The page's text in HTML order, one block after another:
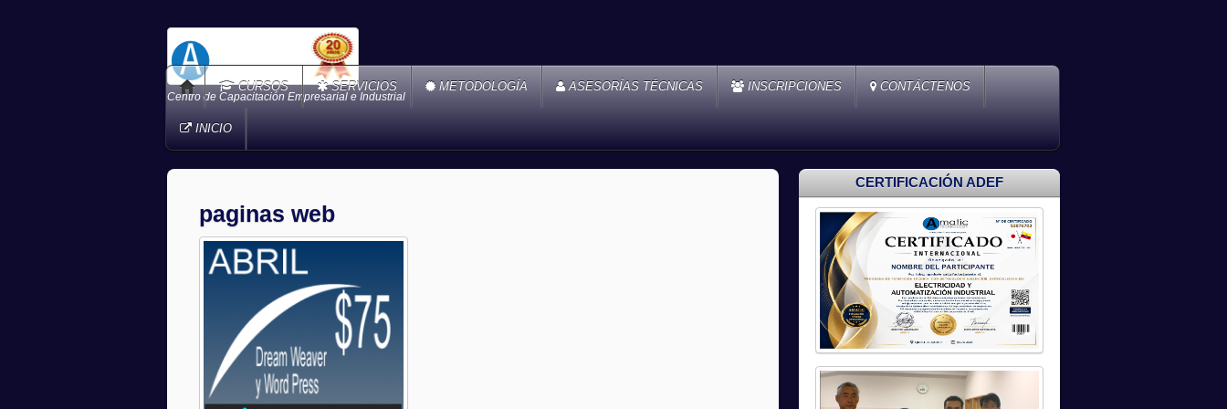
Centro de Capacitación Empresarial e Industrial
CURSOS SERVICIOS METODOLOGÍA ASESORÍAS TÉCNICAS INSCRIPCIONES CONTÁCTENOS
INICIO
paginas web
CERTIFICACIÓN ADEF